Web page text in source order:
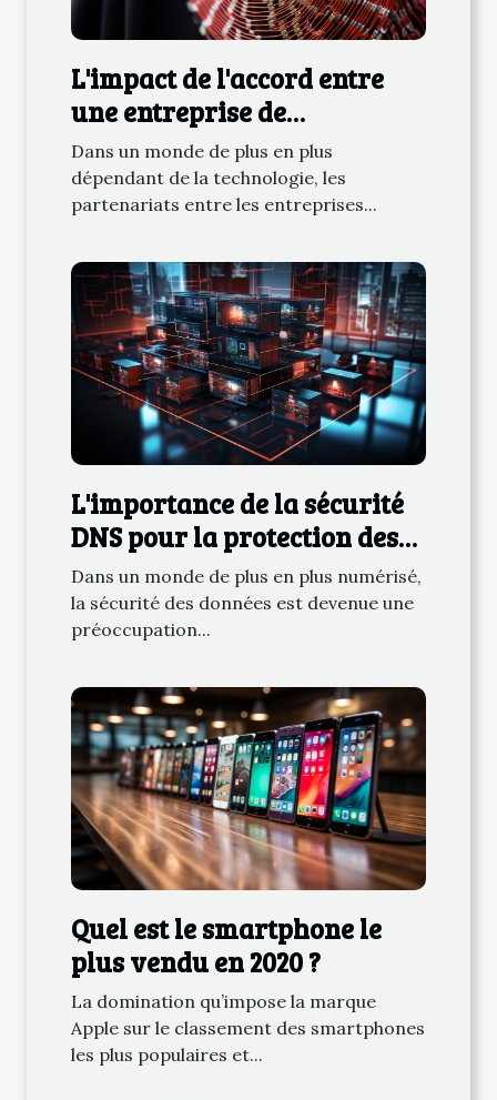
L'impact de l'accord entre
une entreprise de
télécommunications et une
université camerounaise
sur l'éducation
Dans un monde de plus en plus
dépendant de la technologie, les
partenariats entre les entreprises...
L'importance de la sécurité
DNS pour la protection des
données
Dans un monde de plus en plus numérisé,
la sécurité des données est devenue une
préoccupation...
Quel est le smartphone le
plus vendu en 2020 ?
La domination qu’impose la marque
Apple sur le classement des smartphones
les plus populaires et...